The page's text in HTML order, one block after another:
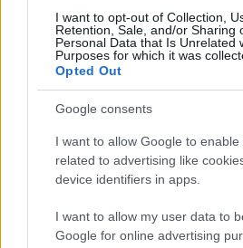
I want to opt-out of Collection,
Retention, Sale, and/or Sharing
Personal Data that Is Unrelated
Purposes for which it was
Opted Out
Google consents
I want to allow Google to enable
related to advertising like
device identifiers in apps.
I want to allow my user data to
Google for online advertising
Top 10: ezek a legjobb
A 10 legütősebb
Megjöttek a
A forradalom egy holland
A legizgalmasabb